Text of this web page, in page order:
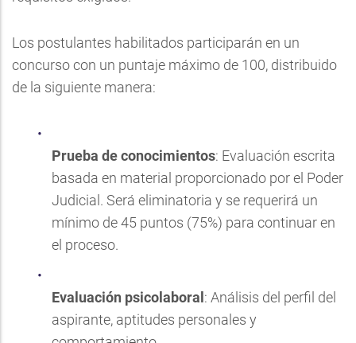
Los postulantes habilitados participarán en un
concurso con un puntaje máximo de 100, distribuido
de la siguiente manera:
Prueba de conocimientos: Evaluación escrita
basada en material proporcionado por el Poder
Judicial. Será eliminatoria y se requerirá un
mínimo de 45 puntos (75%) para continuar en
el proceso.
Evaluación psicolaboral: Análisis del perfil del
aspirante, aptitudes personales y